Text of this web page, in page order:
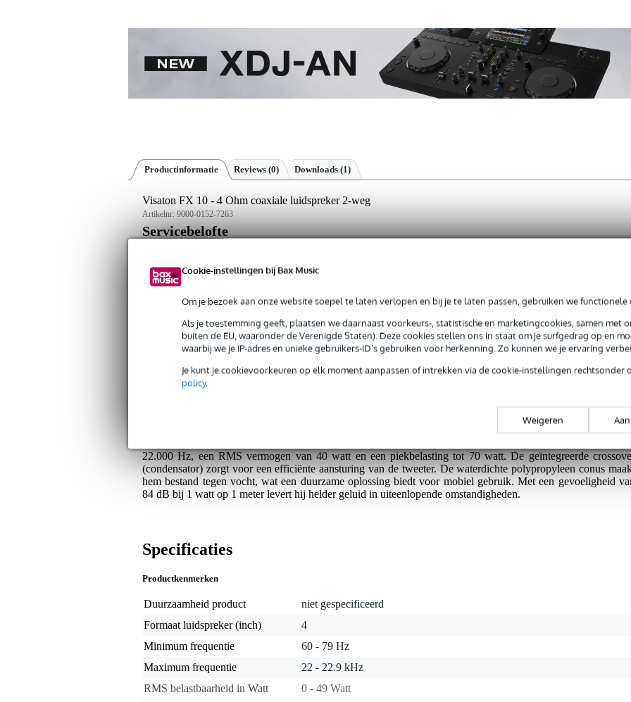
Cookie-instellingen bij Bax Music
Om je bezoek aan onze website soepel te laten verlopen en bij je te laten passen, gebruiken we functionele
Als je toestemming geeft, plaatsen we daarnaast voorkeurs-, statistische en marketingcookies, samen met
buiten de EU, waaronder de Verenigde Staten). Deze cookies stellen ons in staat om je surfgedrag op en
waarbij we je IP-adres en unieke gebruikers-ID’s gebruiken voor herkenning. Zo kunnen we je ervaring
Je kunt je cookievoorkeuren op elk moment aanpassen of intrekken via de cookie-instellingen rechtsonder
policy.
Weigeren
Productinformatie Reviews (0) Downloads (1)
Visaton FX 10 - 4 Ohm coaxiale luidspreker 2-weg
Artikelnr: 9000-0152-7263
Servicebelofte
Bax Music Garantie: Op dit product krijg je 3 jaar Bax Music Garantie.
Op dit product krijg je 3 jaar Bax Music Garantie.
Plus- en minpunten
Eenvoudig te plaatsen in 10 cm voertuigopeningen
Waterdichte PP-conus voor langdurig gebruik
De Visaton FX 10 - 4 Ohm is een 10 cm (4 inch) 2-weg coaxiale luidspreker die zich perfect leent
22.000 Hz, een RMS vermogen van 40 watt en een piekbelasting tot 70 watt. De geïntegreerde
(condensator) zorgt voor een efficiënte aansturing van de tweeter. De waterdichte polypropyleen conus
hem bestand tegen vocht, wat een duurzame oplossing biedt voor mobiel gebruik. Met een gevoeligheid
84 dB bij 1 watt op 1 meter levert hij helder geluid in uiteenlopende omstandigheden.
Specificaties
Productkenmerken
Duurzaamheid product
niet gespecificeerd
Formaat luidspreker (inch)
4
Minimum frequentie
60 - 79 Hz
Maximum frequentie
22 - 22.9 kHz
RMS belastbaarheid in Watt
0 - 49 Watt